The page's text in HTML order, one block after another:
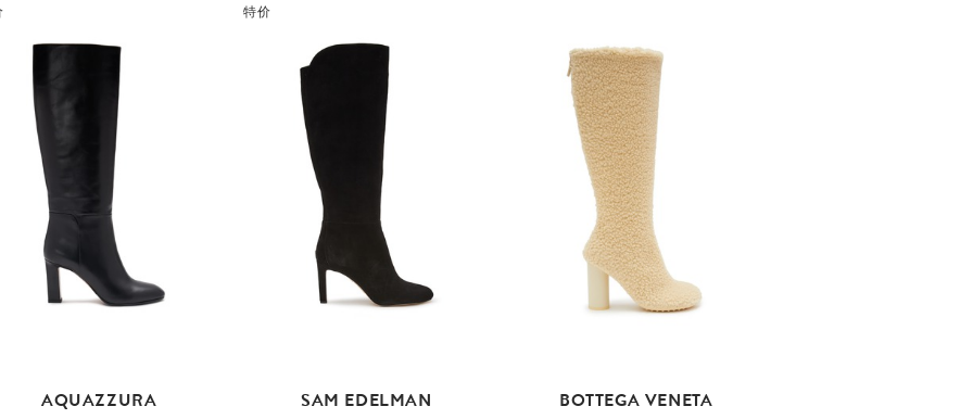
AQUAZZURA
特价
SAM EDELMAN BOTTEGA VENETA